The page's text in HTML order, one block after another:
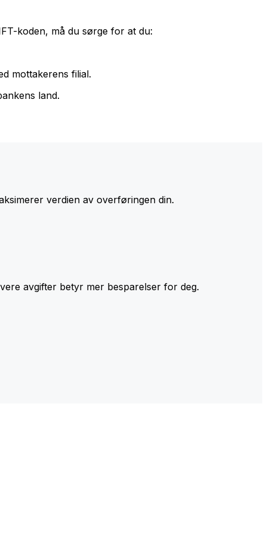
koden, må du sørge for at du:
mottakerens filial.
land.
verdien av overføringen din.
avgifter betyr mer besparelser for deg.